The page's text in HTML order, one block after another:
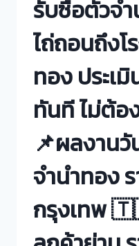
รับซื้อตั๋วจ
ไถ่ถอนถึงโ
ทอง ประเ
ทันที ไม่ต้อ
📌ผลงาน
จำนำทอง
กรุงเทพ